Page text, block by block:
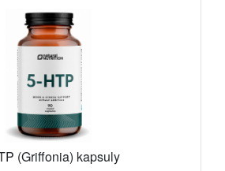
(Griffonia) kapsuly